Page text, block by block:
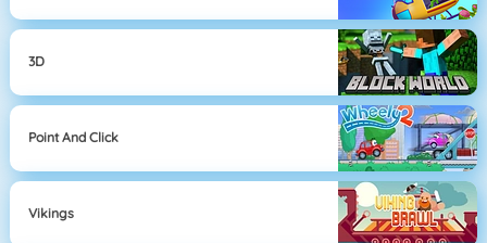
3D
Point And Click
Vikings